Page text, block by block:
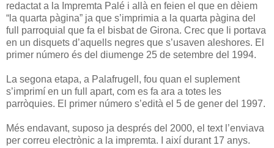
redactat a la Impremta Palé i allà en feien el que en dèiem
“la quarta pàgina” ja que s’imprimia a la quarta pàgina del
full parroquial que fa el bisbat de Girona. Crec que li portava
en un disquets d’aquells negres que s’usaven aleshores. El
primer número és del diumenge 25 de setembre del 1994.
La segona etapa, a Palafrugell, fou quan el suplement
s’imprimí en un full apart, com es fa ara a totes les
parròquies. El primer número s’edità el 5 de gener del 1997.
Més endavant, suposo ja després del 2000, el text l’enviava
per correu electrònic a la impremta. I així durant 17 anys.